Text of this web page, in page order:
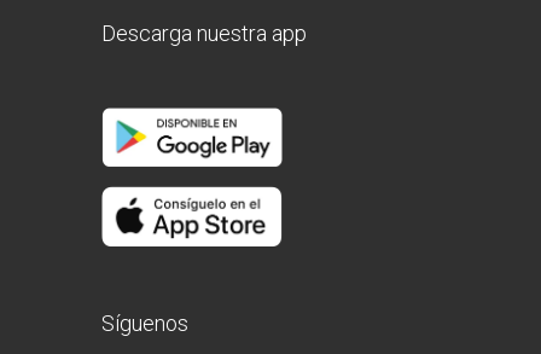
Descarga nuestra app
Síguenos